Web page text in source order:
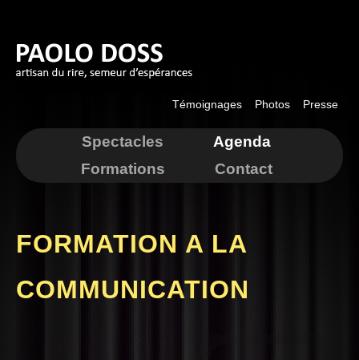
Aller au
contenu
Témoignages Photos Presse
Spectacles
Agenda
Formations
Contact
FORMATION A LA
COMMUNICATION